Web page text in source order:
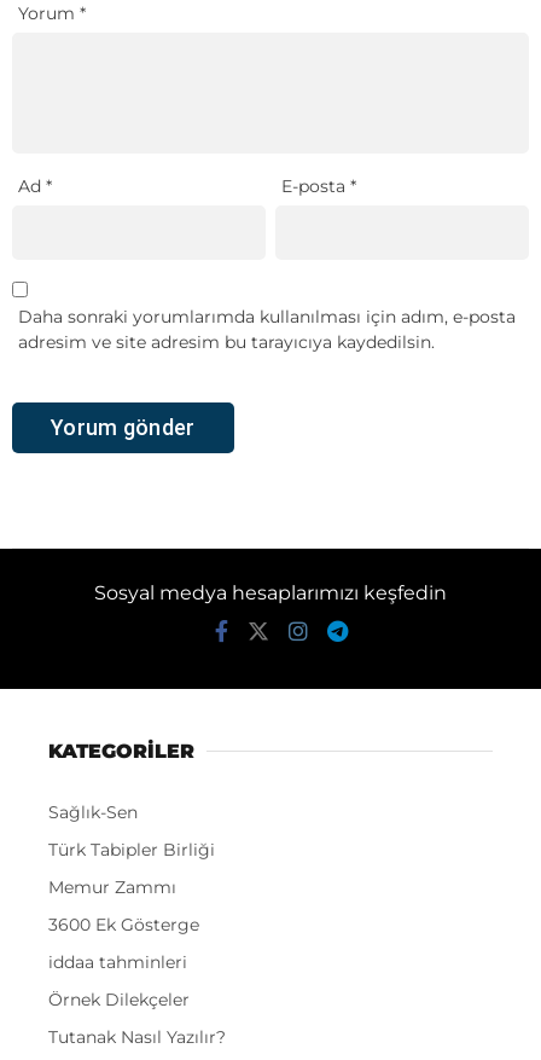
Yorum *
Ad * E-posta*
Daha sonraki yorumlarımda kullanılması için adım, e-posta
adresim ve site adresim bu tarayıcıya kaydedilsin.
Sosyal medya hesaplarımızı keşfedin
KATEGORİLER
Sağlık-Sen
Türk Tabipler Birliği
Memur Zammı
3600 Ek Gösterge
iddaa tahminleri
Örnek Dilekçeler
Tutanak Nasıl Yazılır?